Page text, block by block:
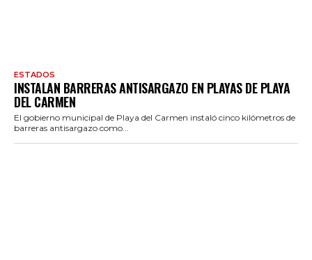
ESTADOS
INSTALAN BARRERAS ANTISARGAZO EN PLAYAS DE PLAYA
DEL CARMEN
El gobierno municipal de Playa del Carmen instaló cinco kilómetros de
barreras antisargazo como...